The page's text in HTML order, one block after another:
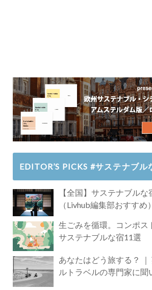
EDITOR’S PICKS #サステナブル
【全国】サステナブル
（Livhub編集部おすすめ）
生ごみを循環。コンポス
サステナブルな宿11選
あなたはどう旅する？ ｜ 英国サステナブ
ルトラベルの専門家に聞